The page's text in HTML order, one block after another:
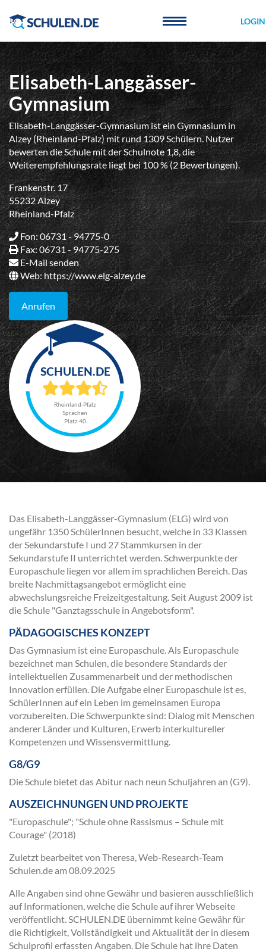
LOGIN
Elisabeth-Langgässer-
Gymnasium
Elisabeth-Langgässer-Gymnasium ist ein Gymnasium in
Alzey (Rheinland-Pfalz) mit rund 1309 Schülern. Nutzer
bewerten die Schule mit der Schulnote 1,8, die
Weiterempfehlungsrate liegt bei 100 % (2 Bewertungen).
Frankenstr. 17
55232 Alzey
Rheinland-Pfalz
Fon: 06731 - 94775-0
Fax: 06731 - 94775-275
E-Mail senden
Web:https://www.elg-alzey.de
Anrufen
Rheinland-Pfalz
Sprachen
Platz 40
Das Elisabeth-Langgässer-Gymnasium (ELG) wird von
ungefähr 1350 SchülerInnen besucht, welche in 33 Klassen
der Sekundarstufe I und 27 Stammkursen in der
Sekundarstufe II unterrichtet werden. Schwerpunkte der
Europaschule liegen vor allem im sprachlichen Bereich. Das
breite Nachmittagsangebot ermöglicht eine
abwechslungsreiche Freizeitgestaltung. Seit August 2009 ist
die Schule "Ganztagsschule in Angebotsform".
PÄDAGOGISCHES KONZEPT
Das Gymnasium ist eine Europaschule. Als Europaschule
bezeichnet man Schulen, die besondere Standards der
intellektuellen Zusammenarbeit und der methodischen
Innovation erfüllen. Die Aufgabe einer Europaschule ist es,
SchülerInnen auf ein Leben im gemeinsamen Europa
vorzubereiten. Die Schwerpunkte sind: Dialog mit Menschen
anderer Länder und Kulturen, Erwerb interkultureller
Kompetenzen und Wissensvermittlung.
G8/G9
Die Schule bietet das Abitur nach neun Schuljahren an (G9).
AUSZEICHNUNGEN UND PROJEKTE
"Europaschule"; "Schule ohne Rassismus – Schule mit
Courage" (2018)
Zuletzt bearbeitet von Theresa, Web-Research-Team
Schulen.de am 08.09.2025
Alle Angaben sind ohne Gewähr und basieren ausschließlich
auf Informationen, welche die Schule auf ihrer Webseite
veröffentlicht. SCHULEN.DE übernimmt keine Gewähr für
die Richtigkeit, Vollständigkeit und Aktualität der in diesem
Schulprofil erfassten Angaben. Die Schule hat ihre Daten